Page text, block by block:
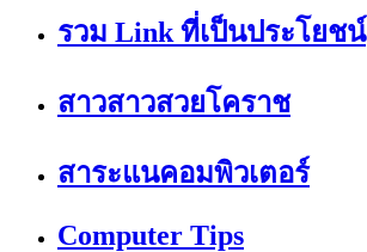
รวม Link ที่เป็นประโยชน์
สาวสาวสวยโคราช
สาระแนคอมพิวเตอร์
Computer Tips